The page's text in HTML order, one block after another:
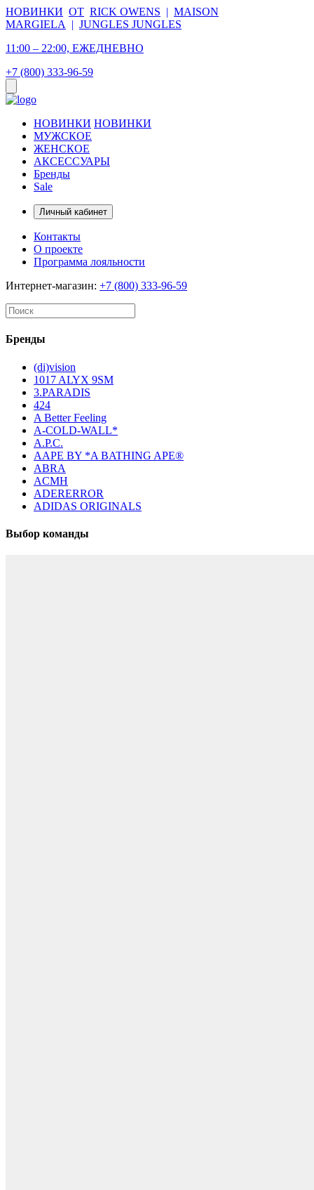
НОВИНКИ ОТ RICK OWENS | MAISON
MARGIELA
| JUNGLES JUNGLES
11:00 – 22:00, ЕЖЕДНЕВНО
+7 (800) 333-96-59
НОВИНКИ НОВИНКИ
МУЖСКОЕ
ЖЕНСКОЕ
АКСЕССУАРЫ
Бренды
Sale
Личный кабинет
Контакты
О проекте
Программа лояльности
Интернет-магазин: +7 (800) 333-96-59
Бренды
(di)vision
1017 ALYX 9SM
3.PARADIS
424
A Better Feeling
A-COLD-WALL*
A.P.C.
AAPE BY *A BATHING APE®
ABRA
ACMH
ADERERROR
ADIDAS ORIGINALS
Выбор команды